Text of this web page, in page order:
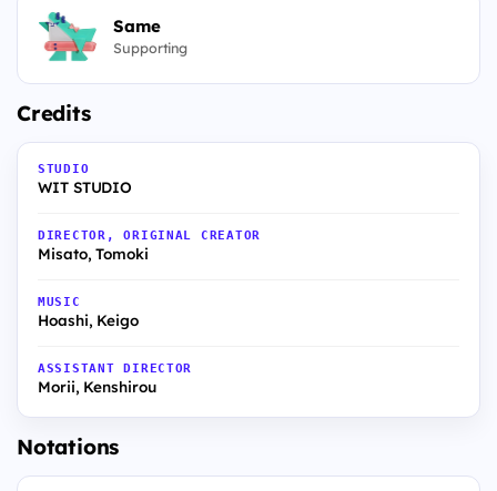
Same
Supporting
Credits
STUDIO
WIT STUDIO
DIRECTOR, ORIGINAL CREATOR
Misato, Tomoki
MUSIC
Hoashi, Keigo
ASSISTANT DIRECTOR
Morii, Kenshirou
Notations